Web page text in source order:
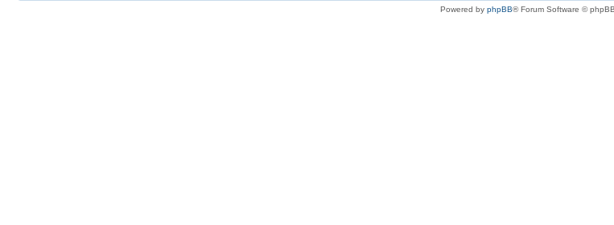
Powered by phpBB® Forum Software ©